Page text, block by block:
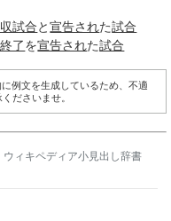
試合と宣告された試合
了を宣告された試合
例文を生成しているため、不適
ださいませ。
ウィキペディア小見出し辞書